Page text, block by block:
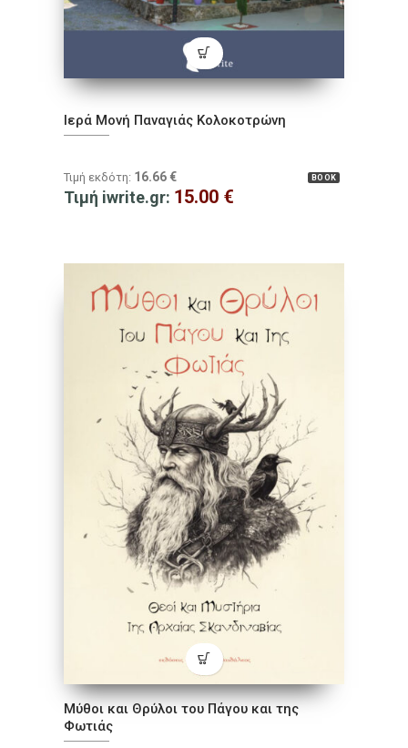
Ιερά Μονή Παναγιάς Κολοκοτρώνη
BOOK
Τιμή εκδότη: 16.66 €
Τιμή iwrite.gr: 15.00 €
Μύθοι και Θρύλοι του Πάγου και της
Φωτιάς